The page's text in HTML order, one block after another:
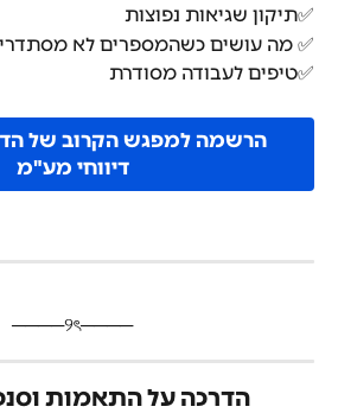
✅תיקון שגיאות נפוצות
✅ מה עושים כשהמספרים לא
✅טיפים לעבודה מסודרת
הרשמה למפגש הקרוב של
דיווחי מע"מ
​────୨ৎ────
הדרכה על התאמות